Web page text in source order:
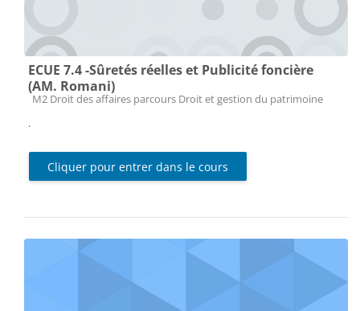
ECUE 7.4 -Sûretés réelles et Publicité foncière
(AM. Romani)
Catégorie de cours
M2 Droit des affaires parcours Droit et gestion du patrimoine
.
Cliquer pour entrer dans le cours